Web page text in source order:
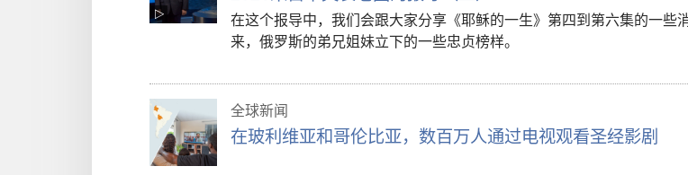
在这个报导中，我们会跟大家分享《耶稣的一生》第四到第六集的一些
来，俄罗斯的弟兄姐妹立下的一些忠贞榜样。
全球新闻
在玻利维亚和哥伦比亚，数百万人通过电视观看圣经影剧